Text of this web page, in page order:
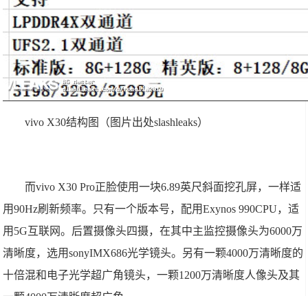
vivo X30结构图（图片出处slashleaks）
而vivo X30 Pro正脸使用一块6.89英尺斜面挖孔屏，一样适
用90Hz刷新频率。只有一个版本号，配用Exynos 990CPU，适
用5G互联网。后置摄像头四摄，在其中主监控摄像头为6000万
清晰度，选用sonyIMX686光学镜头。另有一颗4000万清晰度的
十倍混和电子光学超广角镜头，一颗1200万清晰度人像头及其